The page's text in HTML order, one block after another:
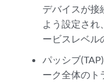
デバイスが接
よう設定され
ービスレベル
パッシブ
ーク全体のト